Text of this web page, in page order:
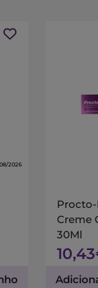
2026
Procto-
Creme
30Ml